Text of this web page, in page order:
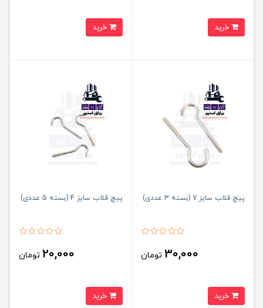
پیچ قلاب سایز 7 (بسته 3 عددی)
30,000 تومان
پیچ قلاب سایز 4 (بسته 5 عددی)
20,000 تومان